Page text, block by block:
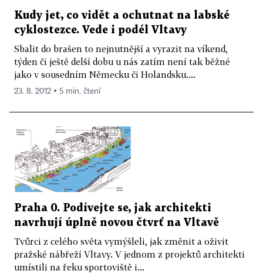
Kudy jet, co vidět a ochutnat na labské
cyklostezce. Vede i podél Vltavy
Sbalit do brašen to nejnutnější a vyrazit na víkend,
týden či ještě delší dobu u nás zatím není tak běžné
jako v sousedním Německu či Holandsku....
23. 8. 2012 ▪ 5 min. čtení
Praha 0. Podívejte se, jak architekti
navrhují úplně novou čtvrť na Vltavě
Tvůrci z celého světa vymýšleli, jak změnit a oživit
pražské nábřeží Vltavy. V jednom z projektů architekti
umístili na řeku sportoviště i...